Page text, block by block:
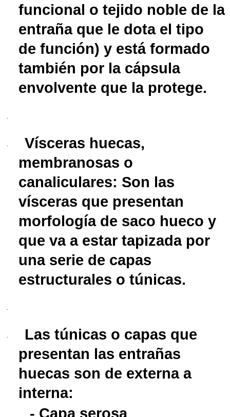
funcional o tejido noble de la
entraña que le dota el tipo
de función) y está formado
también por la cápsula
envolvente que la protege.
·
·
Vísceras huecas,
membranosas o
canaliculares: Son las
vísceras que presentan
morfología de saco hueco y
que va a estar tapizada por
una serie de capas
estructurales o túnicas.
·
·
Las túnicas o capas que
presentan las entrañas
huecas son de externa a
interna:
- Capa serosa